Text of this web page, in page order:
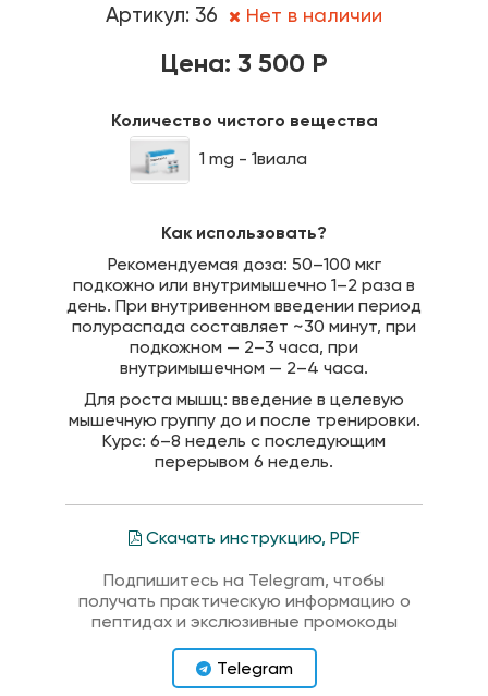
Артикул: 36 Нет в наличии
Цена: 3 500 Р
Количество чистого вещества
1 mg - 1виала
Как использовать?
Рекомендуемая доза: 50–100 мкг
подкожно или внутримышечно 1–2 раза в
день. При внутривенном введении период
полураспада составляет ~30 минут, при
подкожном — 2–3 часа, при
внутримышечном — 2–4 часа.
Для роста мышц: введение в целевую
мышечную группу до и после тренировки.
Курс: 6–8 недель с последующим
перерывом 6 недель.
Скачать инструкцию, PDF
Подпишитесь на Telegram, чтобы
получать практическую информацию о
пептидах и экслюзивные промокоды
Telegram